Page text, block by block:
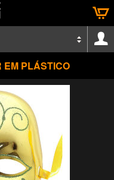
EM PLÁSTICO